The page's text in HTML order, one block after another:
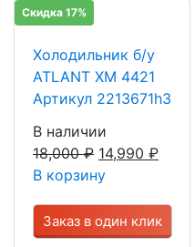
Скидка 17%
Холодильник б/у
ATLANT ХМ 4421
Артикул 2213671h3
В наличии
18,000₽ 14,990 ₽
В корзину
Заказ в один клик